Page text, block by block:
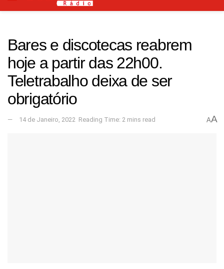
Bares e discotecas reabrem
hoje a partir das 22h00.
Teletrabalho deixa de ser
obrigatório
14 de Janeiro, 2022 Reading Time: 2 mins read AA